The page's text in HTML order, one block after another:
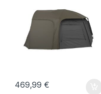
Productos
Accesorios de refugios
Refugios
Trakker Capa Social Refugio